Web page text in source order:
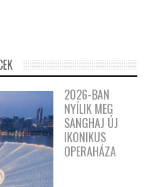
2026-BAN
NYÍLIK MEG
SANGHAJ ÚJ
IKONIKUS
OPERAHÁZA